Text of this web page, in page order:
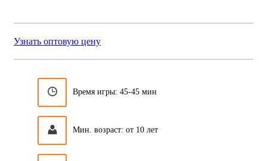
Узнать оптовую цену
Время игры: 45-45 мин
Мин. возраст: от 10 лет